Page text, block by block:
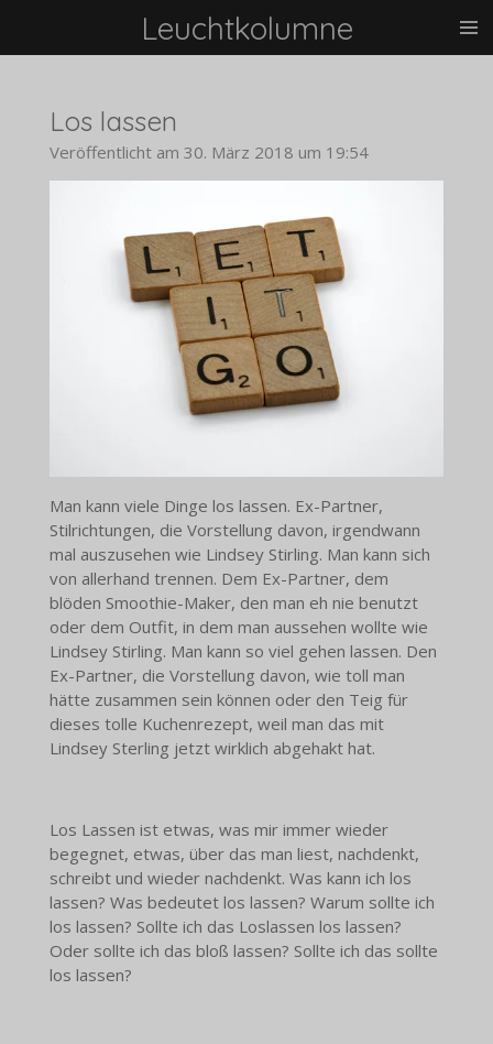
Leuchtkolumne
Los lassen
Veröffentlicht am 30. März 2018 um 19:54
Man kann viele Dinge los lassen. Ex-Partner,
Stilrichtungen, die Vorstellung davon, irgendwann
mal auszusehen wie Lindsey Stirling. Man kann sich
von allerhand trennen. Dem Ex-Partner, dem
blöden Smoothie-Maker, den man eh nie benutzt
oder dem Outfit, in dem man aussehen wollte wie
Lindsey Stirling. Man kann so viel gehen lassen. Den
Ex-Partner, die Vorstellung davon, wie toll man
hätte zusammen sein können oder den Teig für
dieses tolle Kuchenrezept, weil man das mit
Lindsey Sterling jetzt wirklich abgehakt hat.
Los Lassen ist etwas, was mir immer wieder
begegnet, etwas, über das man liest, nachdenkt,
schreibt und wieder nachdenkt. Was kann ich los
lassen? Was bedeutet los lassen? Warum sollte ich
los lassen? Sollte ich das Loslassen los lassen?
Oder sollte ich das bloß lassen? Sollte ich das sollte
los lassen?